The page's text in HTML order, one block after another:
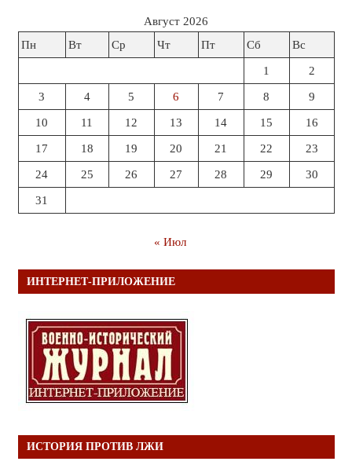
Август 2026
Пн
Вт Ср Чт Пт Сб Вс
1 2
3 4 5 6 7 8 9
10 11 12 13 14 15 16
17 18 19 20 21 22 23
24 25 26 27 28 29 30
31
« Июл
ИНТЕРНЕТ-ПРИЛОЖЕНИЕ
ИСТОРИЯ ПРОТИВ ЛЖИ